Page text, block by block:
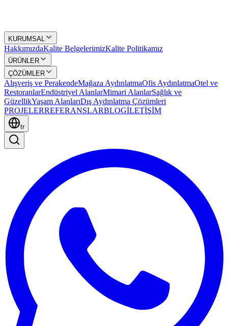
KURUMSAL
HakkımızdaKalite BelgelerimizKalite Politikamız
ÜRÜNLER
ÇÖZÜMLER
Alışveriş ve PerakendeMağaza AydınlatmaOfis AydınlatmaOtel ve
RestoranlarEndüstriyel AlanlarMimari AlanlarSağlık ve
GüzellikYaşam AlanlarıDış Aydınlatma Çözümleri
PROJELERREFERANSLARBLOGİLETİŞİM
tr